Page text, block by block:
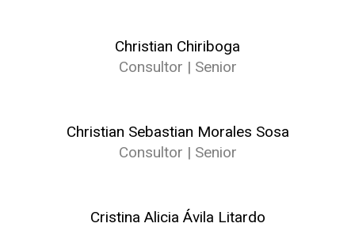
Christian Chiriboga
Consultor | Senior
Christian Sebastian Morales Sosa
Consultor | Senior
Cristina Alicia Ávila Litardo